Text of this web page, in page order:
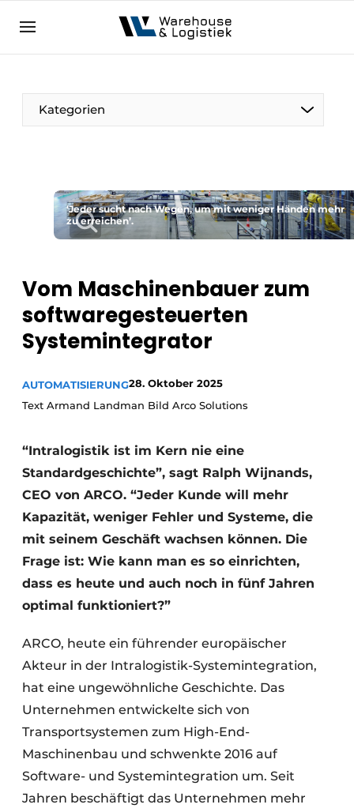
NL EN
Kategorien
‘Jeder sucht nach Wegen, um mit weniger Händen mehr
zu erreichen’.
Vom Maschinenbauer zum
softwaregesteuerten
Systemintegrator
AUTOMATISIERUNG28. Oktober 2025
Text Armand Landman Bild Arco Solutions
“Intralogistik ist im Kern nie eine
Standardgeschichte”, sagt Ralph Wijnands,
CEO von ARCO. “Jeder Kunde will mehr
Kapazität, weniger Fehler und Systeme, die
mit seinem Geschäft wachsen können. Die
Frage ist: Wie kann man es so einrichten,
dass es heute und auch noch in fünf Jahren
optimal funktioniert?”
ARCO, heute ein führender europäischer
Akteur in der Intralogistik-Systemintegration,
hat eine ungewöhnliche Geschichte. Das
Unternehmen entwickelte sich von
Transportsystemen zum High-End-
Maschinenbau und schwenkte 2016 auf
Software- und Systemintegration um. Seit
Jahren beschäftigt das Unternehmen mehr